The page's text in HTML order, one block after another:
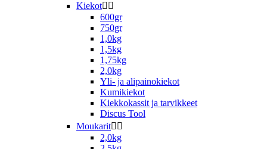
Kiekot 
600gr
750gr
1,0kg
1,5kg
1,75kg
2,0kg
Yli- ja alipainokiekot
Kumikiekot
Kiekkokassit ja tarvikkeet
Discus Tool
Moukarit 
2,0kg